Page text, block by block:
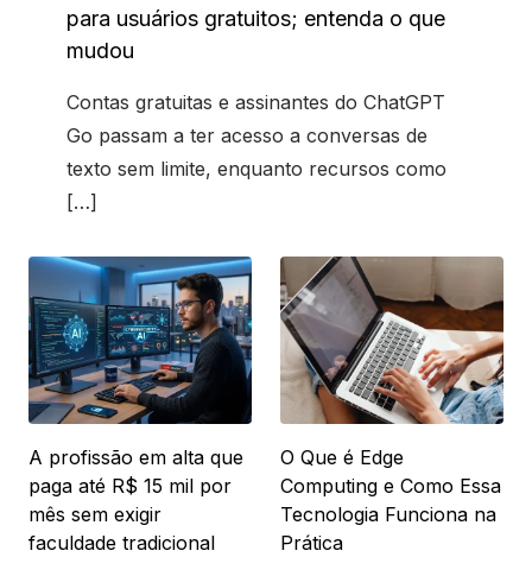
para usuários gratuitos; entenda o que
mudou
Contas gratuitas e assinantes do ChatGPT
Go passam a ter acesso a conversas de
texto sem limite, enquanto recursos como
[…]
A profissão em alta que
paga até R$ 15 mil por
mês sem exigir
faculdade tradicional
O Que é Edge
Computing e Como Essa
Tecnologia Funciona na
Prática